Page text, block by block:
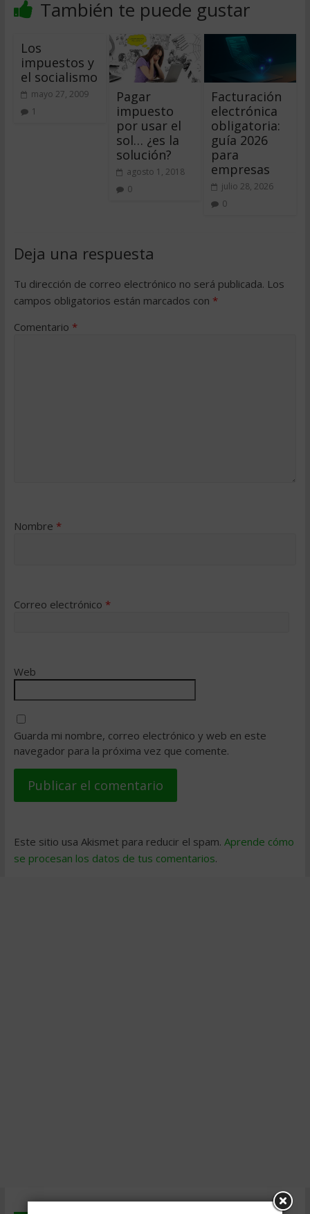
También te puede gustar
Los
impuestos y
el socialismo
mayo 27, 2009
1
Pagar
impuesto
por usar el
sol… ¿es la
solución?
agosto 1, 2018
0
Facturación
electrónica
obligatoria:
guía 2026
para
empresas
julio 28, 2026
0
Deja una respuesta
Tu dirección de correo electrónico no será publicada. Los
campos obligatorios están marcados con *
Comentario *
Nombre *
Correo electrónico *
Web
Guarda mi nombre, correo electrónico y web en este
navegador para la próxima vez que comente.
Este sitio usa Akismet para reducir el spam. Aprende cómo
se procesan los datos de tus comentarios.